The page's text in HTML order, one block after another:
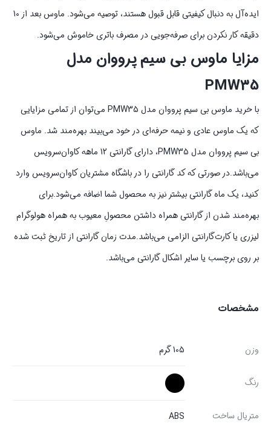
ایده‌آل به دنبال کیفیتی قابل قبول هستند، توصیه می‌شود. ماوس بعد از 10
دقیقه کار نکردن برای صرفه‌جویی در مصرف باتری خاموش می‌شود.
مزایا ماوس بی سیم پرووان مدل
PMW35
با خرید ماوس بی سیم پرووان مدل PMW35 می‌توان از تمامی مزایایی
که یک ماوس عادی و نیمه حرفه‌ای در خود می‌بیند بهره‌مند شد. ماوس
بی سیم پرووان مدل PMW35، دارای گارانتی 12 ماهه کاوان‌سرویس
می‌باشد.در صورتی که کد گارانتی را در باشگاه مشتریان کاوان‌سرویس وارد
کنید، یک ماه گارانتی بیشتر نیز به محصول شما اضافه می‌شود.برای
بهره‌مند شدن از گارانتی همراه داشتن محصولِ معیوب به همراه هولوگرام
لیزری یا کارت‌گارانتی الزامی می‌باشد.مدت زمان گارانتی از تاریخ ثبت شده
بر روی برچسب یا سایر اشکال گارانتی می‌باشد.
مشخصات
وزن 105 گرم
رنگ
متریال ساخت ABS